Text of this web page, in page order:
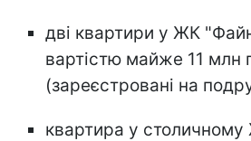
дві квартири у ЖК
вартістю майже 11 млн
(зареєстровані на
квартира у столичному